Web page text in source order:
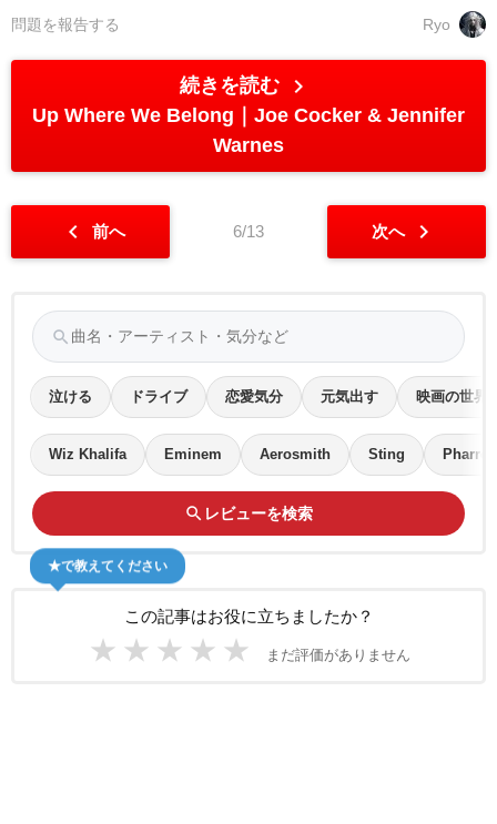
Ryo
問題を報告する
続きを読む chevron_right
Up Where We Belong
Joe Cocker & Jennifer
Warnes
chevron_left 前へ 6/13 次へ chevron_right
search
泣ける ドライブ 恋愛気分 元気出す 映画の世界
Wiz Khalifa Eminem Aerosmith Sting
search レビューを検索
この記事はお役に立ちましたか？
★ ★ ★ ★ ★ まだ評価がありません
★で教えてください